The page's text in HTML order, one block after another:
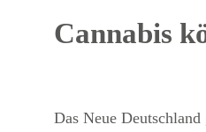
Cannabis
Das Neue